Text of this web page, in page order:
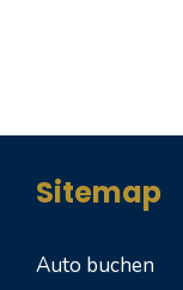
Sitemap
Auto buchen